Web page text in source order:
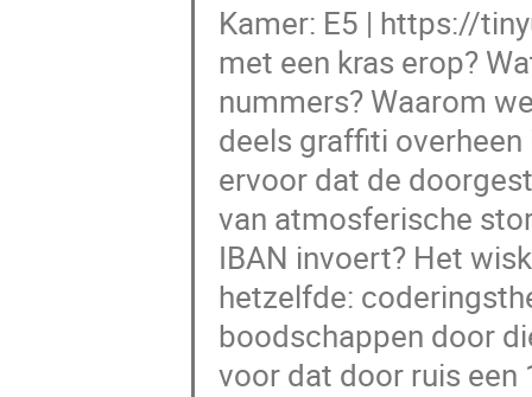
Kamer: E5 | https://
met een kras erop?
nummers? Waarom
deels graffiti
ervoor dat de
van atmosferische
IBAN invoert? Het
hetzelfde:
boodschappen door
voor dat door ruis een